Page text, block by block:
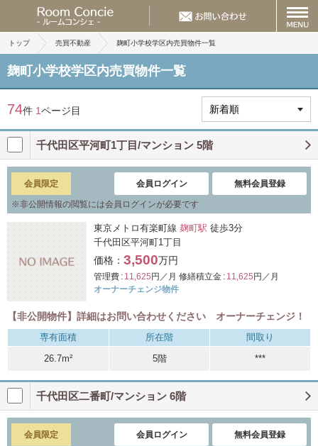
トップ 売買不動産 麹町小学校学区内売買物件一覧
麹町小学校学区内売買物件一覧
74件 1ページ目
千代田区平河町1丁目/マンション 5階
会員限定 会員ログイン 無料会員登録
※非公開情報の閲覧には会員ログインが必要です
東京メトロ有楽町線 麹町駅 徒歩3分
千代田区平河町1丁目
価格： 3,500万円
管理費 : 11,625 円／月 修繕積立金 : 11,625 円／月
オーナーチェンジ物件
【非公開物件】詳細はお問い合わせください オーナーチェンジ！
専有面積 所在階
間取り
26.7m²
5階 ***
千代田区二番町/マンション 6階
会員限定 会員ログイン 無料会員登録